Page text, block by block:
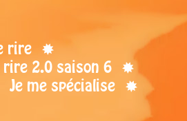
rire
rire 2.0 saison 6
Je me spécialise